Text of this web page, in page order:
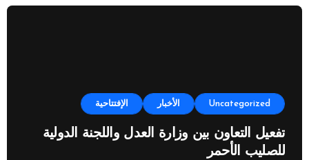
Uncategorized الأخبار الإفتتاحية
تفعيل التعاون بين وزارة العدل واللجنة الدولية
للصليب الأحمر